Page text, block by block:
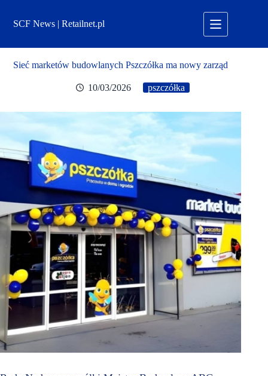
treściSCF News | Retailnet.pl
Sieć marketów budowlanych Pszczółka ma nowy zarząd
10/03/2026 pszczółka